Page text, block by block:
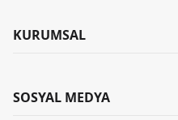
Mağazalarımız
Banka Bilgileri
KURUMSAL
Hakkımızda
SOSYAL MEDYA